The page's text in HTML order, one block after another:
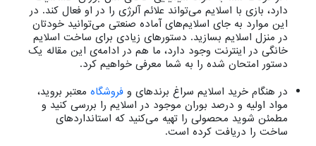
دارد، بازی با اسلایم می‌تواند علائم آلرژی را در او فعال کند. در
این موارد به جای اسلایم‌های آماده صنعتی می‌توانید خودتان
در منزل اسلایم بسازید. دستورهای زیادی برای ساخت اسلایم
خانگی در اینترنت وجود دارد، ما هم در ادامه‌ی این مقاله یک
دستور امتحان شده را به شما معرفی خواهیم کرد.
در هنگام خرید اسلایم سراغ برندهای و فروشگاه‌معتبر بروید،
مواد اولیه و درصد بوران موجود در اسلایم را بررسی کنید و
مطمئن شوید محصولی را تهیه می‌کنید که استانداردهای
ساخت را دریافت کرده است.